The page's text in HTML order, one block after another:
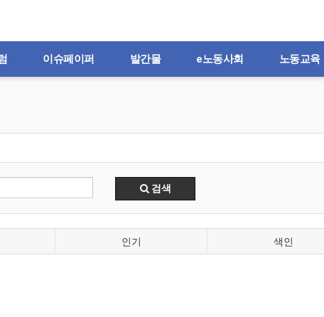
이슈페이퍼 발간물 e노동사회 노동교육
검색
인기 색인